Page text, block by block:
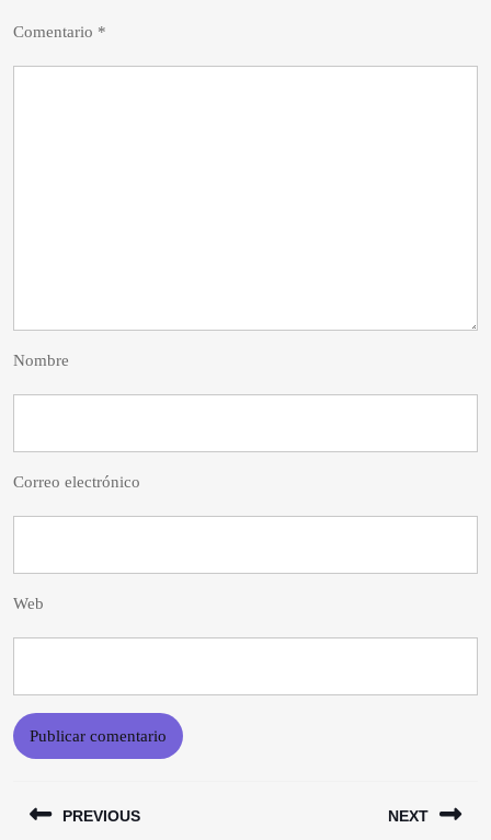
Comentario *
Nombre
Correo electrónico
Web
de
PREVIOUS NEXT